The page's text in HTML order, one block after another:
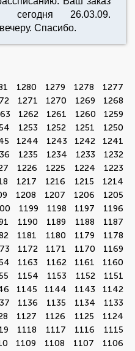
сегодня 26.03.09.
Спасибо.
1280 1279 1278
1277
1271 1270 1269
1268
1262 1261 1260
1259
1253 1252 1251
1250
1244 1243 1242
1241
1235 1234 1233
1232
1226 1225 1224
1223
1217 1216 1215
1214
1208 1207 1206
1205
1199 1198 1197
1196
1190 1189 1188
1187
1181 1180 1179
1178
1172 1171 1170
1169
1163 1162 1161
1160
1154 1153 1152
1151
1145 1144 1143
1142
1136 1135 1134
1133
1127 1126 1125
1124
1118 1117 1116
1115
1109 1108 1107
1106